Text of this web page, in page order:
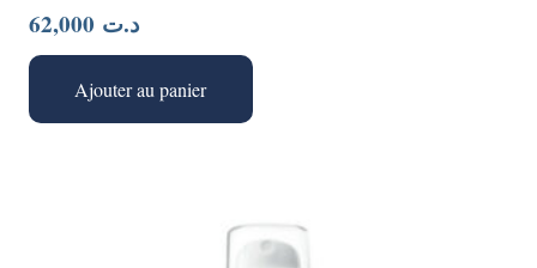
د.ت
Ajouter au panier